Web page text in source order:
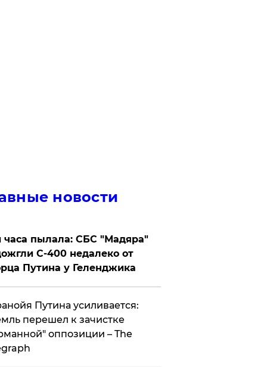
новости
часа пылала: СБС "Мадяра"
С-400 недалеко от
Путина у Геленджика
Путина усиливается:
перешел к зачистке
оппозиции – The